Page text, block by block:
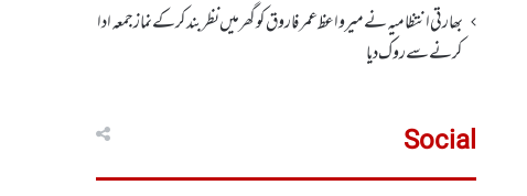
بھارتی انتظامیہ نے میر واعظ عمر فاروق کو گھر میں نظر بندکر کے نماز جمعہ ادا
کرنے سے روک دیا
Social